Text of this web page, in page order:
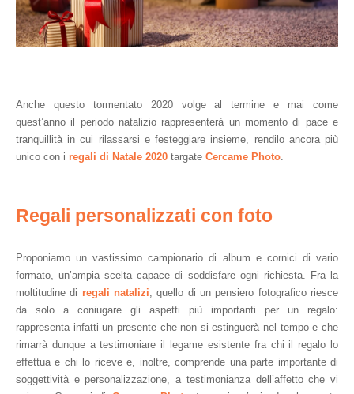
Anche questo tormentato 2020 volge al termine e mai come
quest’anno il periodo natalizio rappresenterà un momento di pace e
tranquillità in cui rilassarsi e festeggiare insieme, rendilo ancora più
unico con i regali di Natale 2020 targate Cercame Photo
Regali personalizzati con foto
Proponiamo un vastissimo campionario di album e cornici di vario
formato, un’ampia scelta capace di soddisfare ogni richiesta. Fra la
moltitudine di regali natalizi , quello di un pensiero fotografico riesce
da solo a coniugare gli aspetti più importanti per un regalo:
rappresenta infatti un presente che non si estinguerà nel tempo e che
rimarrà dunque a testimoniare il legame esistente fra chi il regalo lo
effettua e chi lo riceve e, inoltre, comprende una parte importante di
soggettività e personalizzazione, a testimonianza dell’affetto che vi